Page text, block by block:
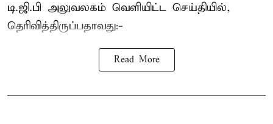
டி.ஜி.பி அலுவலகம் வெளியிட்ட செய்தியில்,
தெரிவித்திருப்பதாவது:-
Read More